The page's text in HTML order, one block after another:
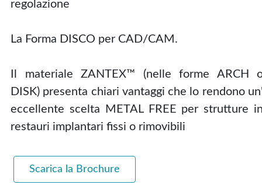
regolazione
La Forma DISCO per CAD/CAM.
Il materiale ZANTEX™ (nelle forme ARCH
DISK) presenta chiari vantaggi che lo rendono
eccellente scelta METAL FREE per strutture
restauri implantari fissi o rimovibili
Scarica la Brochure